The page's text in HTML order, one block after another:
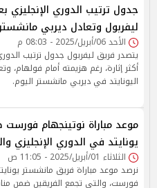
جدول ترتيب الدوري الإنجليزي
ليفربول وتعادل ديربي
الأحد 06/أبريل/2025 - 08:03 م
يتصدر فريق ليفربول جدول ترتيب الدوري
أكثر إثارة، رغم هزيمته أمام فولهام،
اليونايتد في ديربي مانشستر اليوم.
موعد مباراة نوتينجهام
يونايتد في الدوري الإنجليزي
الثلاثاء 01/أبريل/2025 - 11:05 ص
نرصد موعد مباراة فريق مانشستر